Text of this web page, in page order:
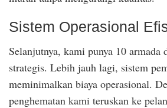
Sistem Operasional
Selanjutnya, kami punya 10 armada
strategis. Lebih jauh lagi, sistem
meminimalkan biaya operasional.
penghematan kami teruskan ke